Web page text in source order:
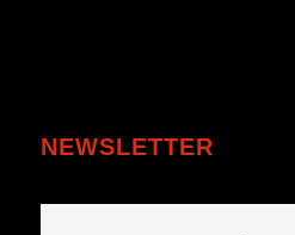
NEWSLETTER